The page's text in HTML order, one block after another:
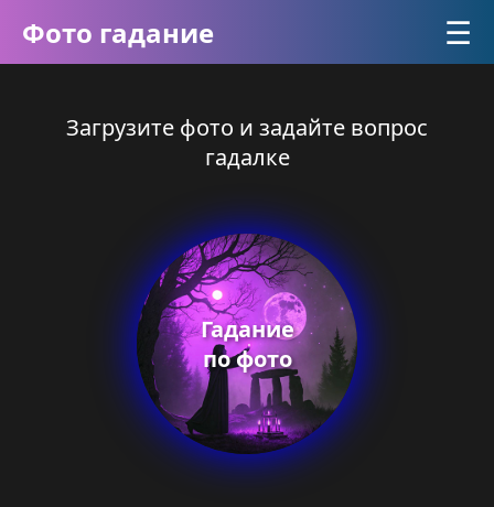
Фото гадание ☰
Загрузите фото и задайте вопрос
гадалке
Гадание
по фото